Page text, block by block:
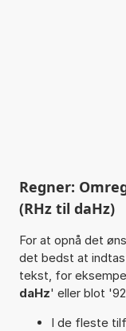
Regner:
(RHz til daHz)
For at opnå det
det bedst at
tekst, for
daHz' eller blot '92
I de fleste